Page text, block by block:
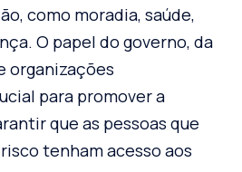
como moradia, saúde,
O papel do governo, da
organizações
para promover a
que as pessoas que
tenham acesso aos